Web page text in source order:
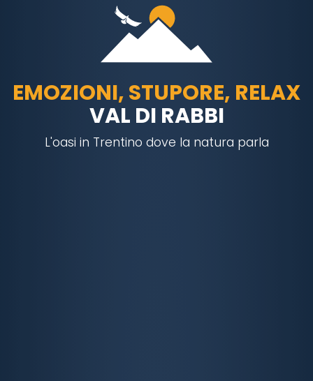
EMOZIONI, STUPORE, RELAX
VAL DI RABBI
L'oasi in Trentino dove la natura parla